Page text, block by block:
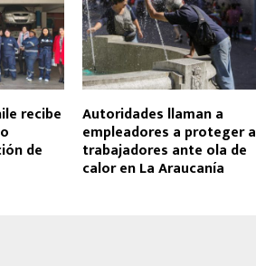
recibe
de
Autoridades llaman a
empleadores a proteger a
trabajadores ante ola de
calor en La Araucanía